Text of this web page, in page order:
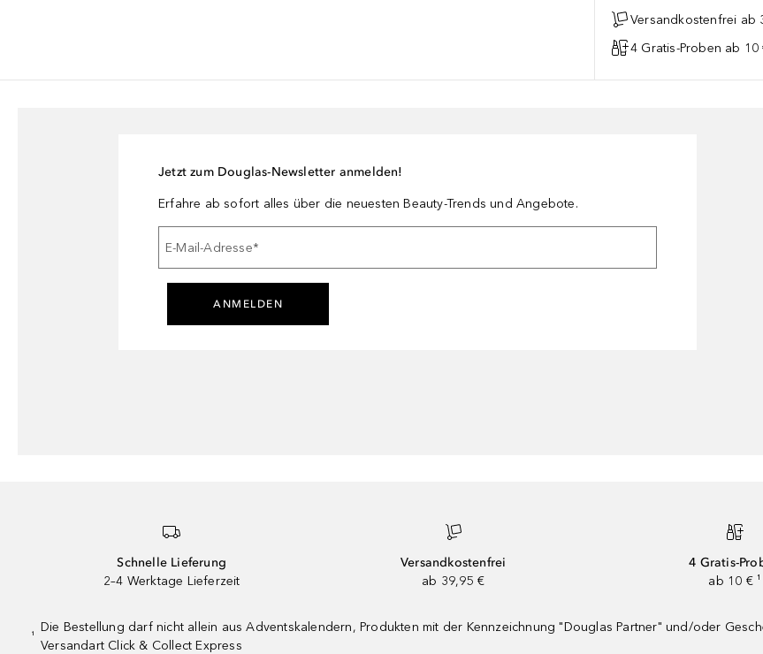
Versandkostenfrei ab
4 Gratis-Proben ab 10
Jetzt zum Douglas-Newsletter anmelden!
Erfahre ab sofort alles über die neuesten Beauty-Trends und Angebote.
E-Mail-Adresse*
ANMELDEN
Schnelle Lieferung
2–4 Werktage Lieferzeit
Versandkostenfrei
ab 39,95 €
4 Gratis-
ab 10 € ¹
¹
Die Bestellung darf nicht allein aus Adventskalendern, Produkten mit der Kennzeichnung "Douglas Partner" und/oder
Versandart Click & Collect Express